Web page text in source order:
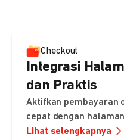
Checkout
Integrasi
dan Praktis
Aktifkan pembayaran
cepat dengan
Lihat selengkapnya